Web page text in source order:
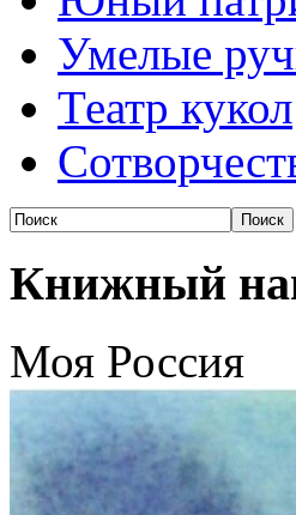
Умелые
Театр кукол
Книжный
Моя Россия